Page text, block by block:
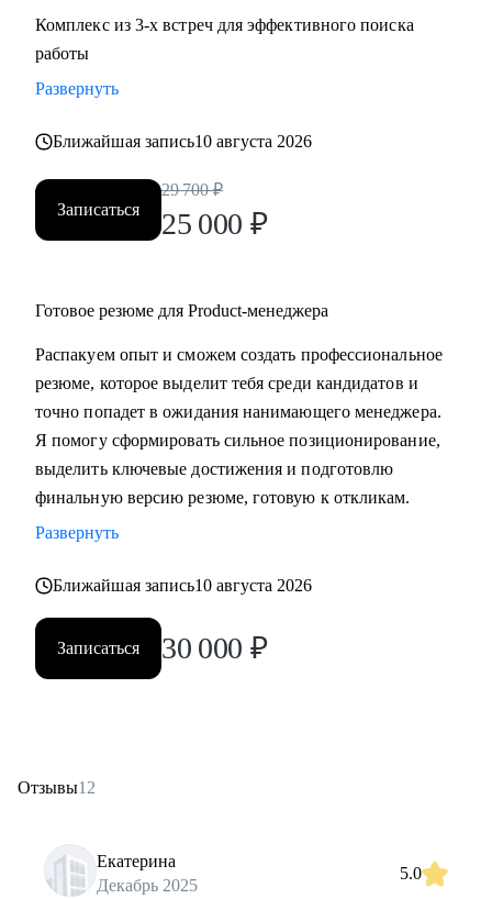
Комплекс из 3-х встреч для эффективного поиска
работы
Развернуть
Ближайшая запись10 августа 2026
Записаться
29 700 ₽
25 000 ₽
Готовое резюме для Product-менеджера
Распакуем опыт и сможем создать профессиональное
резюме, которое выделит тебя среди кандидатов и
точно попадет в ожидания нанимающего менеджера.
Я помогу сформировать сильное позиционирование,
выделить ключевые достижения и подготовлю
финальную версию резюме, готовую к откликам.
Развернуть
Ближайшая запись10 августа 2026
Записаться 30 000 ₽
Отзывы12
Екатерина
Декабрь 2025
5.0